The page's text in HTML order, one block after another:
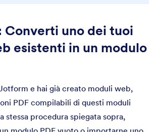
Converti uno dei tuoi
esistenti in un modulo
e hai già creato moduli web,
PDF compilabili di questi moduli
stessa procedura spiegata sopra,